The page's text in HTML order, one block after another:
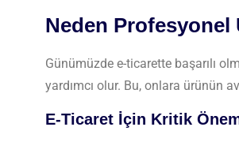
Neden Profesyonel
Günümüzde e-ticarette başarılı
yardımcı olur. Bu, onlara ürünün
E-Ticaret İçin Kritik